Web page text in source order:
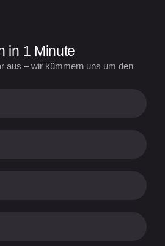
in 1 Minute
aus – wir kümmern uns um den